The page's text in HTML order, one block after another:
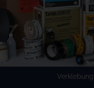
Verklebung